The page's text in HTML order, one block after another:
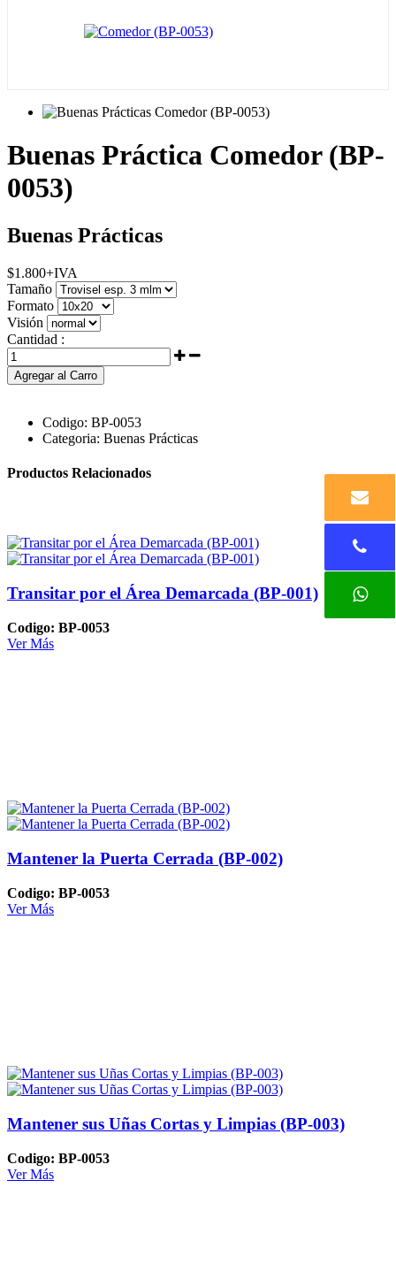
Buenas Práctica Comedor (BP-
0053)
Buenas Prácticas
$1.800+IVA
Tamaño
Formato
Visión
Cantidad :
Agregar al Carro
Codigo: BP-0053
Categoria: Buenas Prácticas
Productos Relacionados
Transitar por el Área Demarcada (BP-001)
Codigo: BP-0053
Ver Más
Mantener la Puerta Cerrada (BP-002)
Codigo: BP-0053
Ver Más
Mantener sus Uñas Cortas y Limpias (BP-003)
Codigo: BP-0053
Ver Más